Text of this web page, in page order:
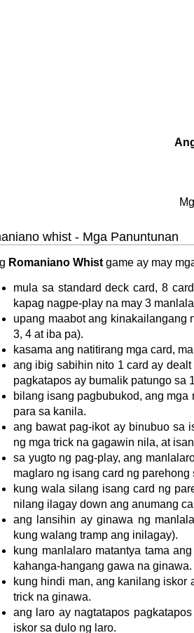
whist - Mga Panuntunan
Romaniano Whist game ay may
mula sa standard deck card, 8
kapag nagpe-play na may 3
upang maabot ang kinakailangang
3, 4 at iba pa).
kasama ang natitirang mga card,
ang ibig sabihin nito 1 card ay
pagkatapos ay bumalik patungo sa
bilang isang pagbubukod, ang
para sa kanila.
ang bawat pag-ikot ay binubuo sa
ng mga trick na gagawin nila, at
sa yugto ng pag-play, ang
maglaro ng isang card ng parehong
kung wala silang isang card ng
nilang ilagay down ang anumang
ang lansihin ay ginawa ng
kung walang tramp ang inilagay).
kung manlalaro matantya tama
kahanga-hangang gawa na ginawa.
kung hindi man, ang kanilang iskor
trick na ginawa.
ang laro ay nagtatapos
iskor sa dulo ng laro.